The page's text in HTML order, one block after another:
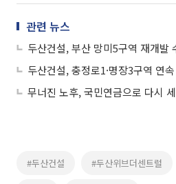
관련 뉴스
무너진 노후, 국민연금으로 다시
#두산건설 #두산위브더센트럴